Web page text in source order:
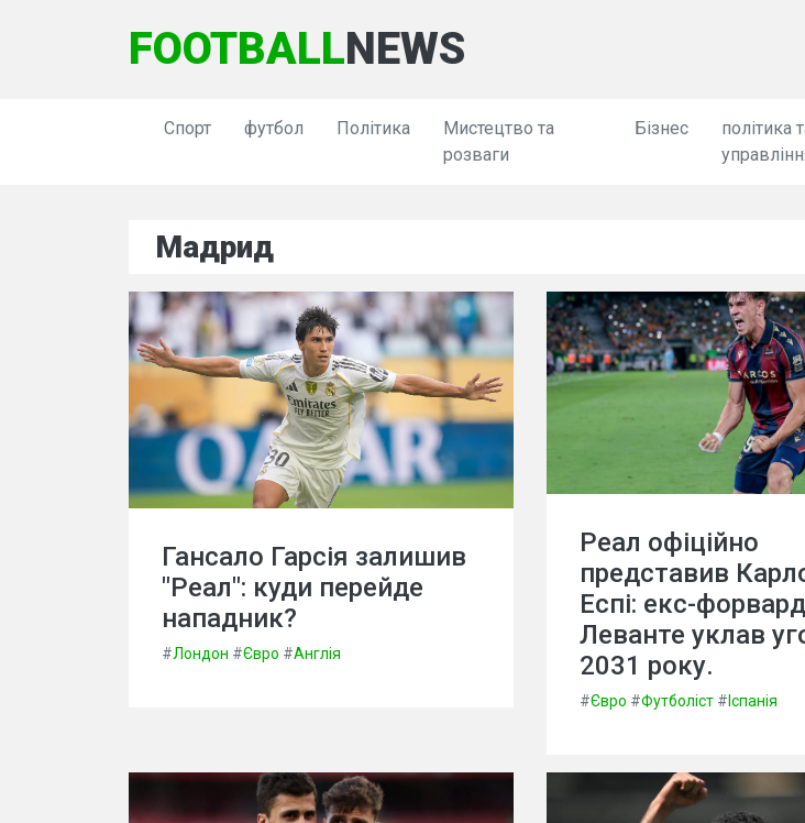
FOOTBALLNEWS
Спорт футбол Політика
Мистецтво та
розваги
Бізнес
політика
Мадрид
Гансало Гарсія залишив
"Реал": куди перейде
нападник?
#Лондон #Євро #Англія
Реал офіційно
представив
Еспі: екс-форвард
Леванте уклав
2031 року.
#Євро #Футболіст # Іспанія